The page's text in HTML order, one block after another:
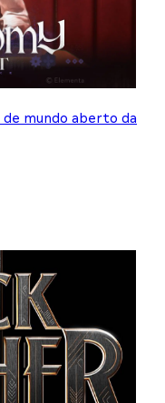
de mundo aberto da